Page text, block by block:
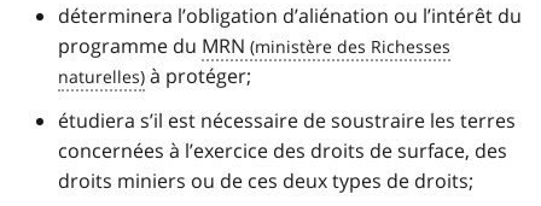
déterminera l’obligation d’aliénation ou l’intérêt du
programme du MRN
à protéger;
étudiera s’il est nécessaire de soustraire les terres
concernées à l’exercice des droits de surface, des
droits miniers ou de ces deux types de droits;